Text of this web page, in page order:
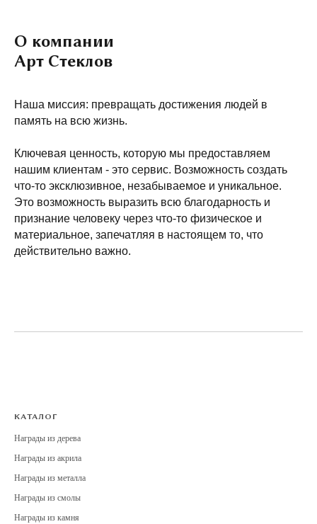
О компании
Арт Стеклов
Наша миссия: превращать достижения людей в
память на всю жизнь.
Ключевая ценность, которую мы предоставляем
нашим клиентам - это сервис. Возможность создать
что-то эксклюзивное, незабываемое и уникальное.
Это возможность выразить всю благодарность и
признание человеку через что-то физическое и
материальное, запечатляя в настоящем то, что
действительно важно.
КАТАЛОГ
Награды из дерева
Награды из акрила
Награды из металла
Награды из смолы
Награды из камня